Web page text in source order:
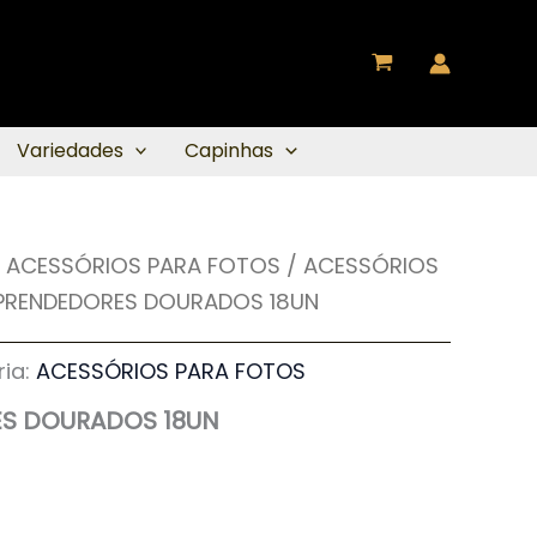
Variedades Capinhas
PARA FOTOS / ACESSÓRIOS
DOURADOS 18UN
ACESSÓRIOS PARA FOTOS
DOURADOS 18UN